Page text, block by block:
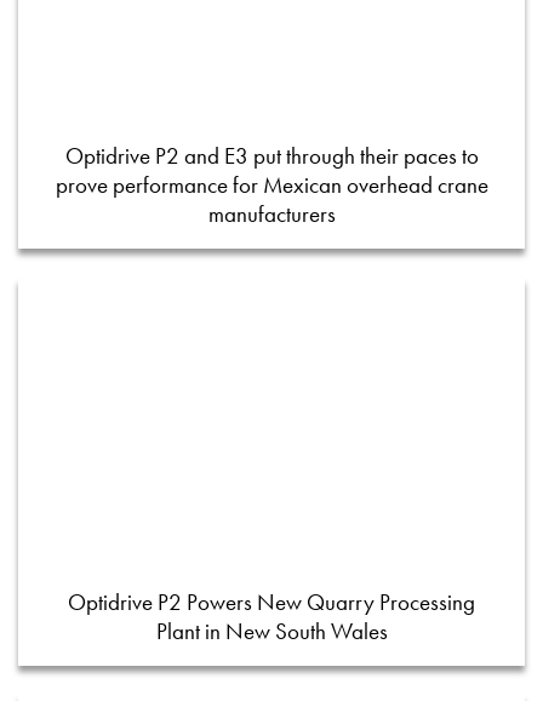
Optidrive P2 and E3 put through their paces to
prove performance for Mexican overhead crane
manufacturers
Optidrive P2 Powers New Quarry Processing
Plant in New South Wales